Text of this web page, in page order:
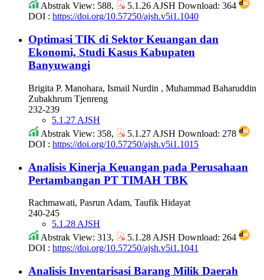
Abstrak View: 588,
5.1.26 AJSH Download: 364
DOI : https://doi.org/10.57250/ajsh.v5i1.1040
Optimasi TIK di Sektor Keuangan dan
Ekonomi, Studi Kasus Kabupaten
Banyuwangi
Brigita P. Manohara, Ismail Nurdin , Muhammad Baharuddin
Zubakhrum Tjenreng
232-239
5.1.27 AJSH
Abstrak View: 358,
5.1.27 AJSH Download: 278
DOI : https://doi.org/10.57250/ajsh.v5i1.1015
Analisis Kinerja Keuangan pada Perusahaan
Pertambangan PT TIMAH TBK
Rachmawati, Pasrun Adam, Taufik Hidayat
240-245
5.1.28 AJSH
Abstrak View: 313,
5.1.28 AJSH Download: 264
DOI : https://doi.org/10.57250/ajsh.v5i1.1041
Analisis Inventarisasi Barang Milik Daerah